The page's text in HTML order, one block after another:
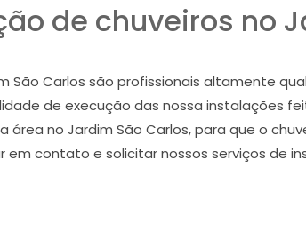
de chuveiros no
São Carlos são profissionais altamente
de execução das nossa instalações
área no Jardim São Carlos, para que o
em contato e solicitar nossos serviços de